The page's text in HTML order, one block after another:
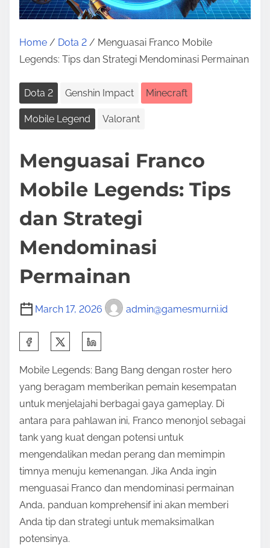
Home / Dota 2 / Menguasai Franco Mobile
Legends: Tips dan Strategi Mendominasi Permainan
Dota 2 Genshin Impact Minecraft
Mobile Legend Valorant
Menguasai Franco
Mobile Legends: Tips
dan Strategi
Mendominasi
Permainan
March 17, 2026 admin@gamesmurni.id
a
r
e
t
h
i
s
p
o
s
t
Mobile Legends: Bang Bang dengan roster hero
yang beragam memberikan pemain kesempatan
untuk menjelajahi berbagai gaya gameplay. Di
antara para pahlawan ini, Franco menonjol sebagai
tank yang kuat dengan potensi untuk
mengendalikan medan perang dan memimpin
timnya menuju kemenangan. Jika Anda ingin
menguasai Franco dan mendominasi permainan
Anda, panduan komprehensif ini akan memberi
Anda tip dan strategi untuk memaksimalkan
potensinya.